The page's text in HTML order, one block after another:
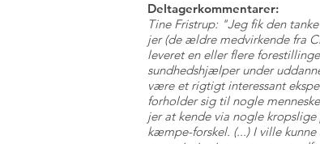
Deltagerkommentarer:
Tine Fristrup: "Jeg fik den
jer (de ældre medvirkende fra
leveret en eller flere
sundhedshjælper under
være et rigtigt interessant
forholder sig til nogle
jer at kende via nogle kropslige
kæmpe-forskel. (...) I ville